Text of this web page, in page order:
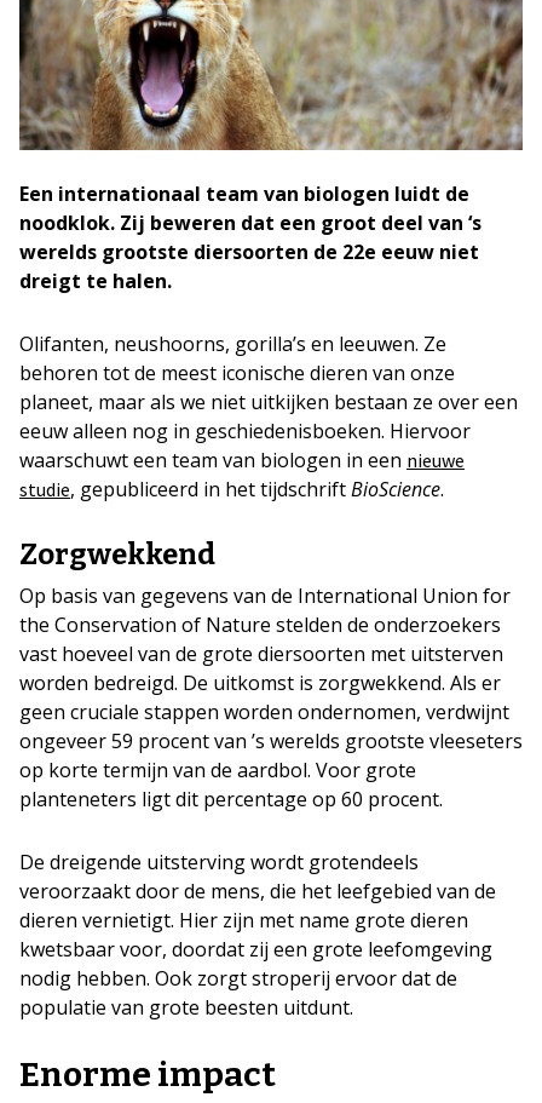
Een internationaal team van biologen luidt de
noodklok. Zij beweren dat een groot deel van ‘s
werelds grootste diersoorten de 22e eeuw niet
dreigt te halen.
Olifanten, neushoorns, gorilla’s en leeuwen. Ze
behoren tot de meest iconische dieren van onze
planeet, maar als we niet uitkijken bestaan ze over een
eeuw alleen nog in geschiedenisboeken. Hiervoor
waarschuwt een team van biologen in een nieuwe
studie, gepubliceerd in het tijdschriftBioScience.
Zorgwekkend
Op basis van gegevens van de International Union for
the Conservation of Nature stelden de onderzoekers
vast hoeveel van de grote diersoorten met uitsterven
worden bedreigd. De uitkomst is zorgwekkend. Als er
geen cruciale stappen worden ondernomen, verdwijnt
ongeveer 59 procent van ’s werelds grootste vleeseters
op korte termijn van de aardbol. Voor grote
planteneters ligt dit percentage op 60 procent.
De dreigende uitsterving wordt grotendeels
veroorzaakt door de mens, die het leefgebied van de
dieren vernietigt. Hier zijn met name grote dieren
kwetsbaar voor, doordat zij een grote leefomgeving
nodig hebben. Ook zorgt stroperij ervoor dat de
populatie van grote beesten uitdunt.
Enorme impact